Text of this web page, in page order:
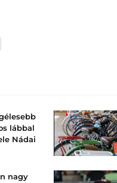
lábbal
Nádai
nagy